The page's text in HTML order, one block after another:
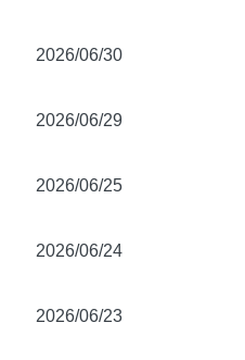
2026/06/30
2026/06/29
2026/06/25
2026/06/24
2026/06/23